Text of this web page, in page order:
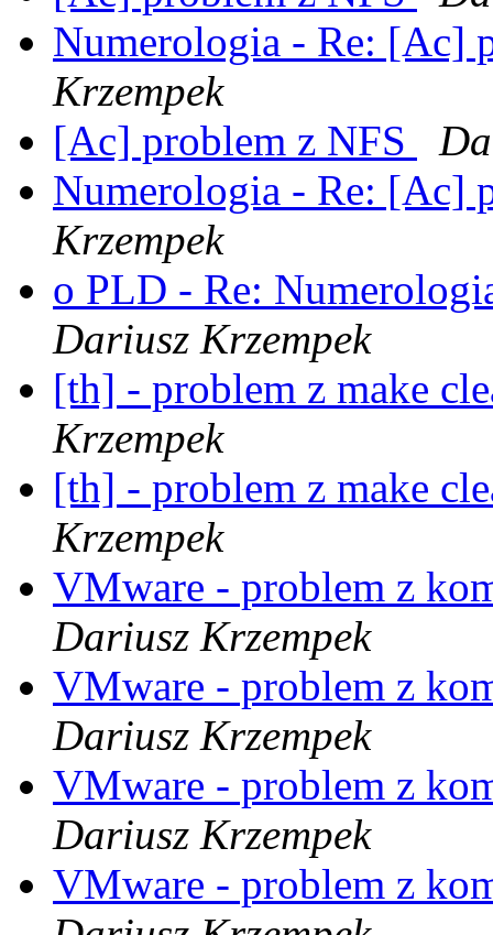
Numerologia - Re: [Ac]
Krzempek
[Ac] problem z NFS
Numerologia - Re: [Ac]
Krzempek
o PLD - Re:
Dariusz Krzempek
[th] - problem z make
Krzempek
[th] - problem z make
Krzempek
VMware - problem z
Dariusz Krzempek
VMware - problem z
Dariusz Krzempek
VMware - problem z
Dariusz Krzempek
VMware - problem z